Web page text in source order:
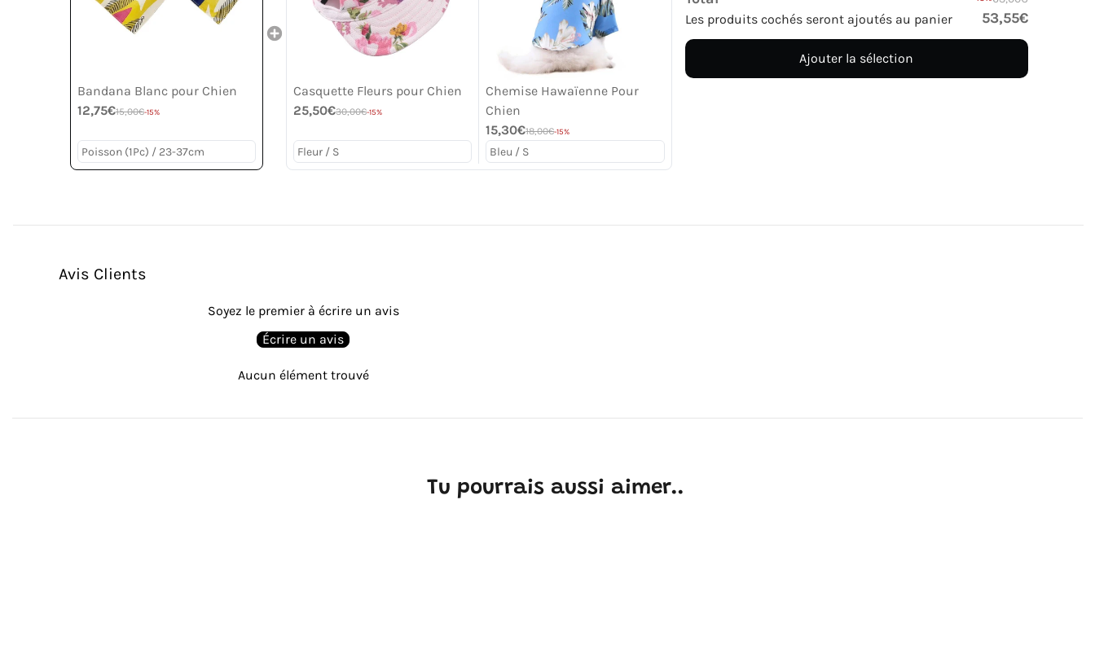
Bandana Blanc pour Chien
12,75€15,00€-15%
Casquette Fleurs pour Chien
25,50€30,00€-15%
Chemise Hawaïenne Pour
Chien
15,30€18,00€-15%
Les produits cochés seront ajoutés au panier 53,55€
Ajouter la sélection
Avis Clients
Soyez le premier à écrire un avis
Écrire un avis
Aucun élément trouvé
Tu pourrais aussi aimer..